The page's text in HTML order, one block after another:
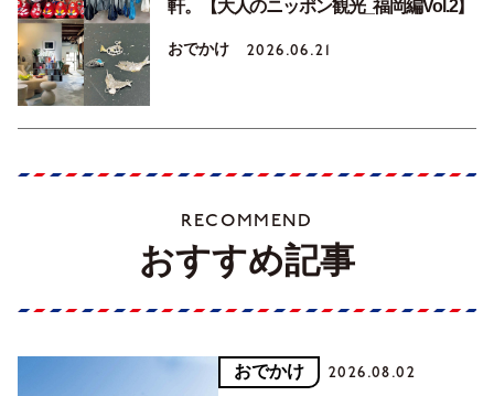
軒。【大人のニッポン観光_福岡編Vol.2】
おでかけ 2026.06.21
RECOMMEND
おすすめ記事
おでかけ 2026.08.02